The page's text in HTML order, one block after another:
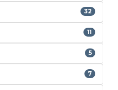
32
11
5
7